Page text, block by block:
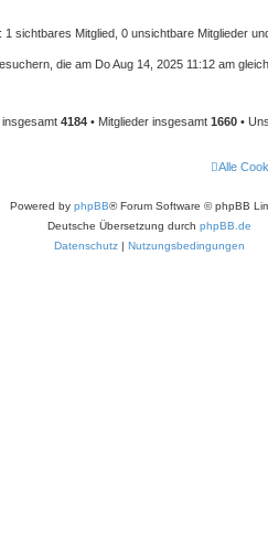
1 sichtbares Mitglied, 0 unsichtbare Mitglieder
die am Do Aug 14, 2025 11:12 am
insgesamt 4184 • Mitglieder insgesamt 1660 •
Alle
Powered by phpBB® Forum Software © phpBB
Deutsche Übersetzung durch phpBB.de
Datenschutz | Nutzungsbedingungen